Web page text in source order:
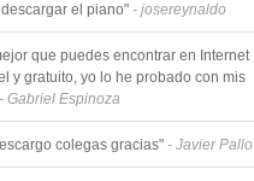
el piano" - josereynaldo
que puedes encontrar en Internet
y gratuito, yo lo he probado con mis
- Gabriel Espinoza
colegas gracias" - Javier Pallo